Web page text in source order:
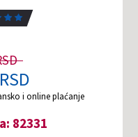
i online plaćanje
82331